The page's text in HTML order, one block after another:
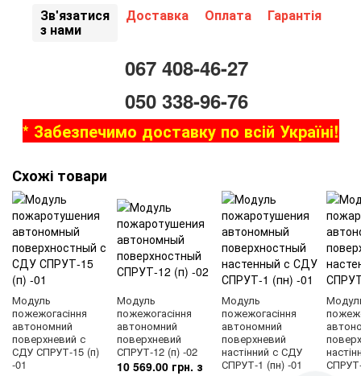
Зв'язатися
з нами
Доставка Оплата Гарантія
067 408-46-27
050 338-96-76
* Забезпечимо доставку по всій Україні!
Схожі товари
Модуль
пожежогасіння
автономний
поверхневий с
СДУ СПРУТ-15 (п)
-01
Модуль
пожежогасіння
автономний
поверхневий
СПРУТ-12 (п) -02
10 569.00 грн. з
Модуль
пожежогасіння
автономний
поверхневий
настінний с СДУ
СПРУТ-1 (пн) -01